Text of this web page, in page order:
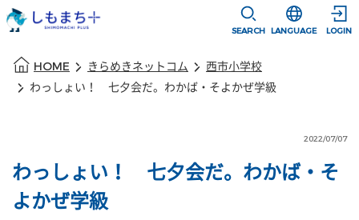
SEARCH
選択すると言
LANGUAGE LOGIN
HOME きらめきネットコム
西市小学校
わっしょい！ 七夕会だ。わかば・そよかぜ学級
2022/07/07
わっしょい！ 七夕会だ。わかば・そ
よかぜ学級